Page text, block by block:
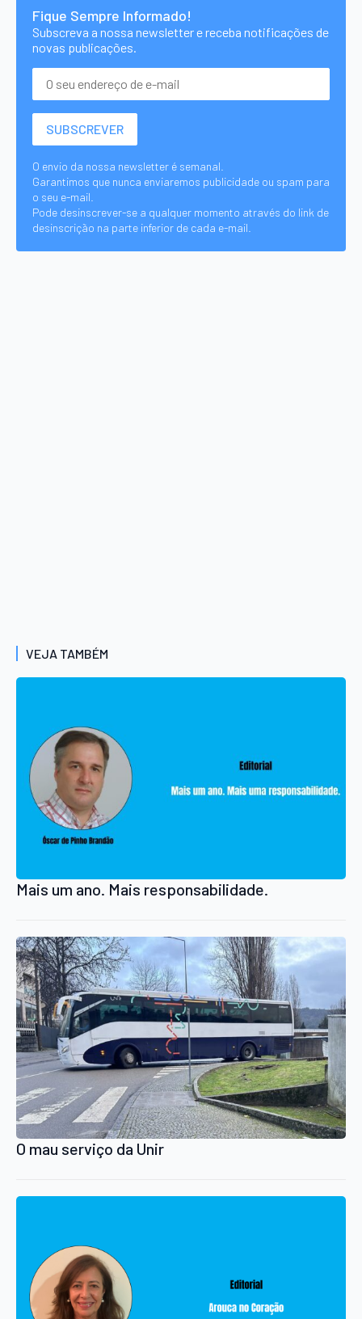
Fique Sempre Informado!
Subscreva a nossa newsletter e receba notificações de
novas publicações.
O envio da nossa newsletter é semanal.
Garantimos que nunca enviaremos publicidade ou spam para
o seu e-mail.
Pode desinscrever-se a qualquer momento através do link de
desinscrição na parte inferior de cada e-mail.
VEJA TAMBÉM
Mais um ano. Mais responsabilidade.
O mau serviço da Unir